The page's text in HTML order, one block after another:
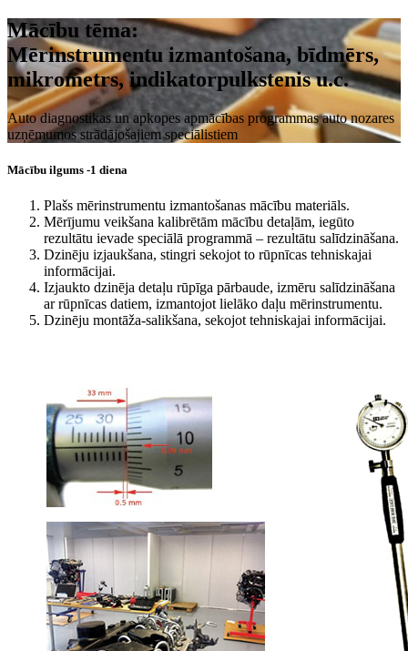
Mācību tēma:
Mērinstrumentu izmantošana, bīdmērs,
mikrometrs, indikatorpulkstenis u.c.
Auto diagnostikas un apkopes apmācības programmas auto nozares
uzņēmumos strādājošajiem speciālistiem
Mācību ilgums -1 diena
Plašs mērinstrumentu izmantošanas mācību materiāls.
Mērījumu veikšana kalibrētām mācību detaļām, iegūto
rezultātu ievade speciālā programmā – rezultātu salīdzināšana.
Dzinēju izjaukšana, stingri sekojot to rūpnīcas tehniskajai
informācijai.
Izjaukto dzinēja detaļu rūpīga pārbaude, izmēru salīdzināšana
ar rūpnīcas datiem, izmantojot lielāko daļu mērinstrumentu.
Dzinēju montāža-salikšana, sekojot tehniskajai informācijai.